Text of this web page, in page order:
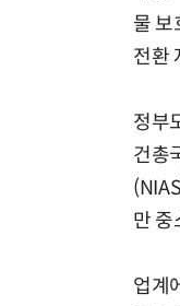
물 보
전환
정부
건총
만 중
업계